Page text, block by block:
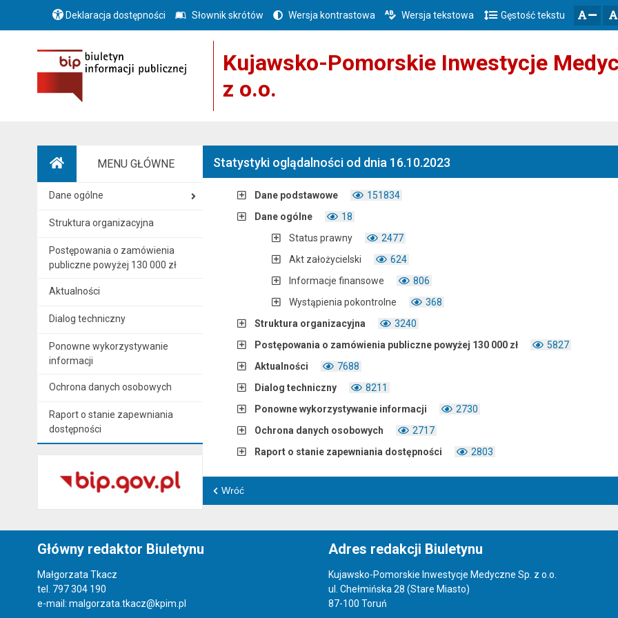
Przejdź do głównego menu
Przejdź do treści
Przejdź do mapy serwisu
Deklaracja dostępności Słownik skrótów Wersja kontrastowa Wersja tekstowa Gęstość tekstu
Kujawsko-Pomorskie Inwestycje
z o.o.
MENU GŁÓWNE
Dane ogólne
Struktura organizacyjna
Postępowania o zamówienia
publiczne powyżej 130 000 zł
Aktualności
Dialog techniczny
Ponowne wykorzystywanie
informacji
Ochrona danych osobowych
Raport o stanie zapewniania
dostępności
Statystyki oglądalności od dnia 16.10.2023
Dane podstawowe
151834
Dane ogólne
18
Status prawny
2477
Akt założycielski
624
Informacje finansowe
806
Wystąpienia pokontrolne
368
Struktura organizacyjna
3240
Postępowania o zamówienia publiczne powyżej 130 000 zł
5827
Aktualności
7688
Dialog techniczny
8211
Ponowne wykorzystywanie informacji
2730
Ochrona danych osobowych
2717
Raport o stanie zapewniania dostępności
2803
Wróć
Główny redaktor Biuletynu
Małgorzata Tkacz
tel. 797 304 190
e-mail: malgorzata.tkacz@kpim.pl
Adres redakcji Biuletynu
Kujawsko-Pomorskie Inwestycje Medyczne Sp. z o.o.
ul. Chełmińska 28 (Stare Miasto)
87-100 Toruń